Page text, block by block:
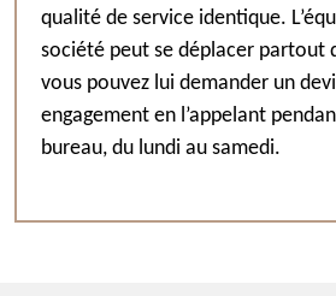
qualité de service identique.
société peut se déplacer partout
vous pouvez lui demander un
engagement en l’appelant
bureau, du lundi au samedi.